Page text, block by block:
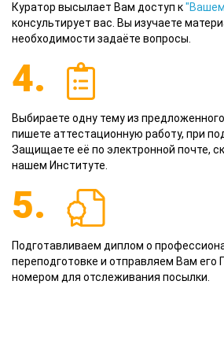
Куратор высылает Вам доступ к
консультирует вас. Вы изучаете
необходимости задаёте вопросы.
4.
Выбираете одну тему из
пишете аттестационную работу, при
Защищаете её по электронной почте,
нашем Институте.
5.
Подготавливаем диплом о
переподготовке и отправляем Вам его
номером для отслеживания посылки.